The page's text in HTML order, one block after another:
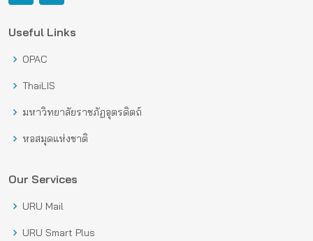
Useful Links
OPAC
ThaiLIS
มหาวิทยาลัยราชภัฏอุตรดิตถ์
หอสมุดแห่งชาติ
Our Services
URU Mail
URU Smart Plus